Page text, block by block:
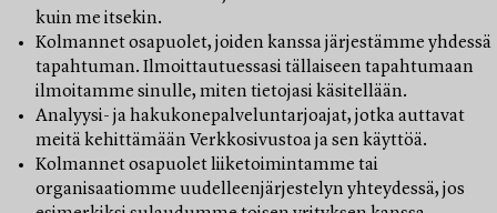
kuin me itsekin.
Kolmannet osapuolet, joiden kanssa järjestämme yhdessä
tapahtuman. Ilmoittautuessasi tällaiseen tapahtumaan
ilmoitamme sinulle, miten tietojasi käsitellään.
Analyysi- ja hakukonepalveluntarjoajat, jotka auttavat
meitä kehittämään Verkkosivustoa ja sen käyttöä.
Kolmannet osapuolet liiketoimintamme tai
organisaatiomme uudelleenjärjestelyn yhteydessä, jos